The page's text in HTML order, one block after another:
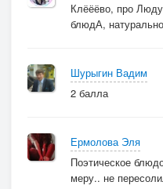
Клёёёво, про
блюдА,
Шурыгин Вадим
2 балла
Ермолова Эля
Поэтическое
меру.. не